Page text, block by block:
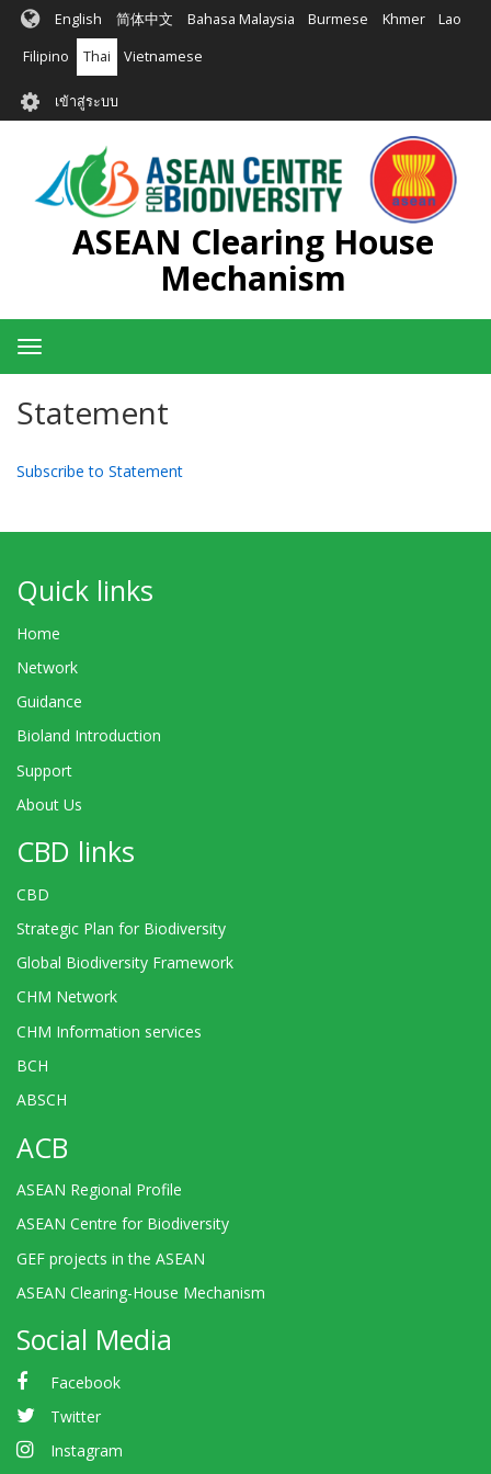
ข้าม
หลัก
English 简体中文 Bahasa Malaysia Burmese Khmer Lao
Filipino Thai Vietnamese
User
account
menu
เข้าสู่ระบบ
ASEAN Clearing House
Mechanism
Toggle
navigation
Statement
Subscribe to Statement
Quick links
Home
Network
Guidance
Bioland Introduction
Support
About Us
CBD links
CBD
Strategic Plan for Biodiversity
Global Biodiversity Framework
CHM Network
CHM Information services
BCH
ABSCH
ACB
ASEAN Regional Profile
ASEAN Centre for Biodiversity
GEF projects in the ASEAN
ASEAN Clearing-House Mechanism
Social Media
Facebook
Twitter
Instagram